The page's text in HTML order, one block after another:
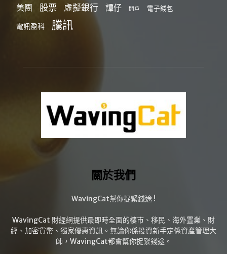
美團 股票 虛擬銀行 譚仔 開戶 電子錢包
電訊盈科 騰訊
關於我們
WavingCat幫你捉緊錢途 !
WavingCat 財經網提供最即時全面的樓市、移民、海外置業、財
經、加密貨幣、獨家優惠資訊。無論你係投資新手定係資產管理大
師，WavingCat都會幫你捉緊錢途。